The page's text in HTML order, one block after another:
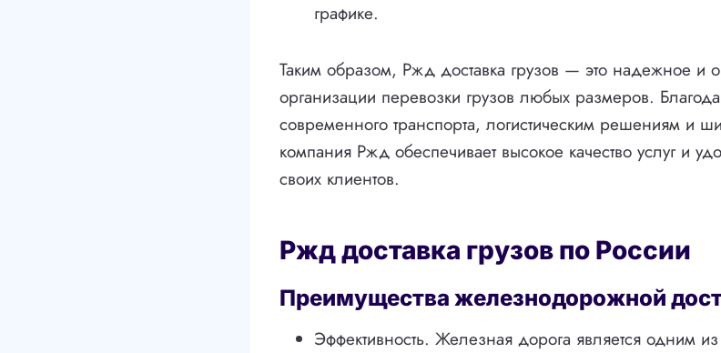
графике.
Таким образом, Ржд доставка грузов — это надежное и
организации перевозки грузов любых размеров.
современного транспорта, логистическим решениям и
компания Ржд обеспечивает высокое качество услуг и
своих клиентов.
Ржд доставка грузов по России
Преимущества железнодорожной
Эффективность. Железная дорога является одним